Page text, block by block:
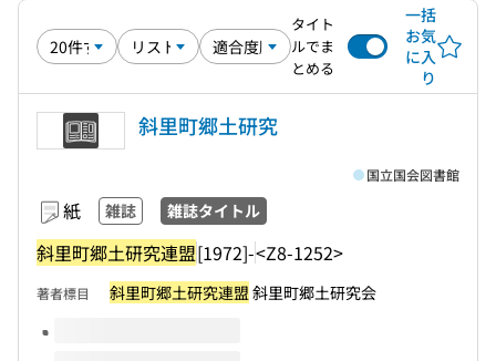
タイト
ルでま
とめる
一括
お気
に入
り
斜里町郷土研究
紙 雑誌 雑誌タイトル
斜里町郷土研究連盟[1972]-<Z8-1252>
国立国会図書館
著者標目 斜里町郷土研究連盟 斜里町郷土研究会
このタイトルの巻号